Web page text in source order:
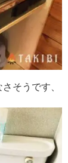
そうです、